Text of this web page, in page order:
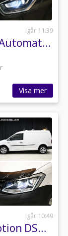
Igår 11:39
Ford Transit Custom 130HK Automat|Drag|Värmare|Backkamera|Leasbar
Visa mer
Igår 10:49
Volkswagen Caddy Maxi 4Motion DSG 122HK Inredd|LED|Drag|Värmare|Lågmil|Moms